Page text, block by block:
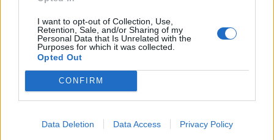
I want to opt-out of Collection, Use,
Retention, Sale, and/or Sharing of my
Personal Data that Is Unrelated with the
Purposes for which it was collected.
Opted Out
CONFIRM
Data Deletion Data Access Privacy Policy